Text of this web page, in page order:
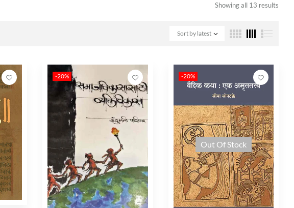
Showing all 13 results
Sort by latest
-20% -20%
Out Of Stock